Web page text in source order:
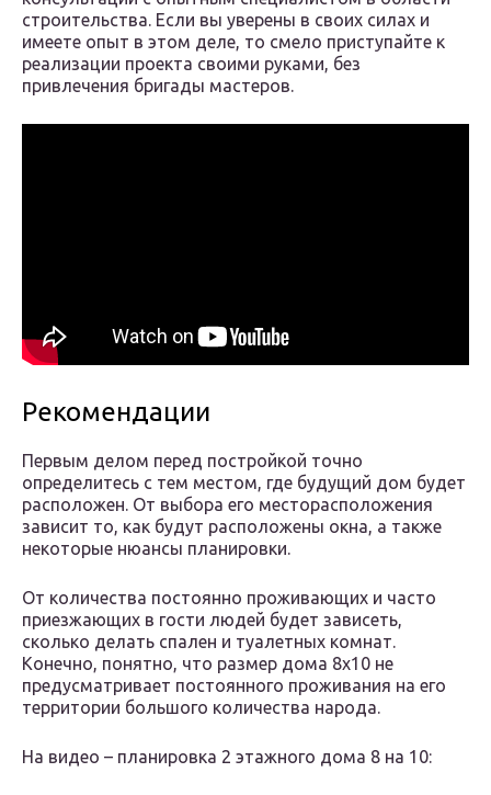
строительства. Если вы уверены в своих силах и
имеете опыт в этом деле, то смело приступайте к
реализации проекта своими руками, без
привлечения бригады мастеров.
Рекомендации
Первым делом перед постройкой точно
определитесь с тем местом, где будущий дом будет
расположен. От выбора его месторасположения
зависит то, как будут расположены окна, а также
некоторые нюансы планировки.
От количества постоянно проживающих и часто
приезжающих в гости людей будет зависеть,
сколько делать спален и туалетных комнат.
Конечно, понятно, что размер дома 8х10 не
предусматривает постоянного проживания на его
территории большого количества народа.
На видео – планировка 2 этажного дома 8 на 10: